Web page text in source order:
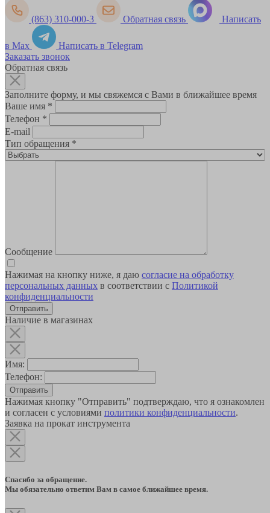
(863) 310-000-3 Обратная связь Написать
в Max
Написать в Telegram
Заказать звонок
Обратная связь
Заполните форму, и мы свяжемся с Вами в ближайшее время
Ваше имя *
Телефон *
E-mail
Тип обращения *
Сообщение
Нажимая на кнопку ниже, я даю согласие на обработку
персональных данных в соответствии с Политикой
конфиденциальности
Наличие в магазинах
Имя:
Телефон:
Отправить
Нажимая кнопку "Отправить" подтверждаю, что я ознакомлен
и согласен с условиями политики конфиденциальности.
Заявка на прокат инструмента
Спасибо за обращение.
Мы обязательно ответим Вам в самое ближайшее время.